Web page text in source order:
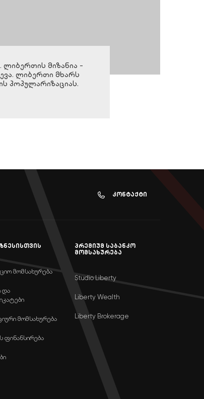
მიზანია -
ლიბერთი მხარს
პოპულარიზაციას.
კონტაქტი
მომსახურება
და
მომსახურება
ფინანსირება
პრემიუმ საბანკო
მომსახურება
Studio Liberty
Liberty Wealth
Liberty Brokerage